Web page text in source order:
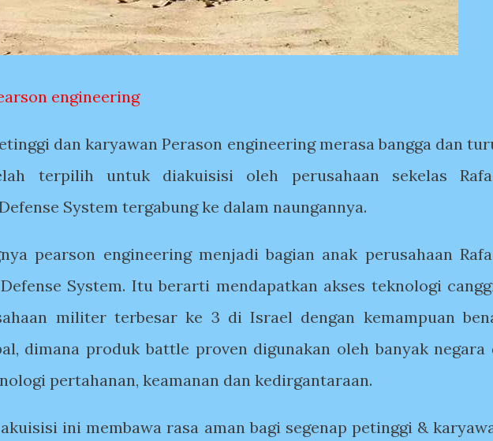
engineering
dan karyawan Perason engineering merasa bangga dan
terpilih untuk diakuisisi oleh perusahaan sekelas
System tergabung ke dalam naungannya.
pearson engineering menjadi bagian anak perusahaan
System. Itu berarti mendapatkan akses teknologi
militer terbesar ke 3 di Israel dengan kemampuan
dimana produk battle proven digunakan oleh banyak negara
pertahanan, keamanan dan kedirgantaraan.
ini membawa rasa aman bagi segenap petinggi &